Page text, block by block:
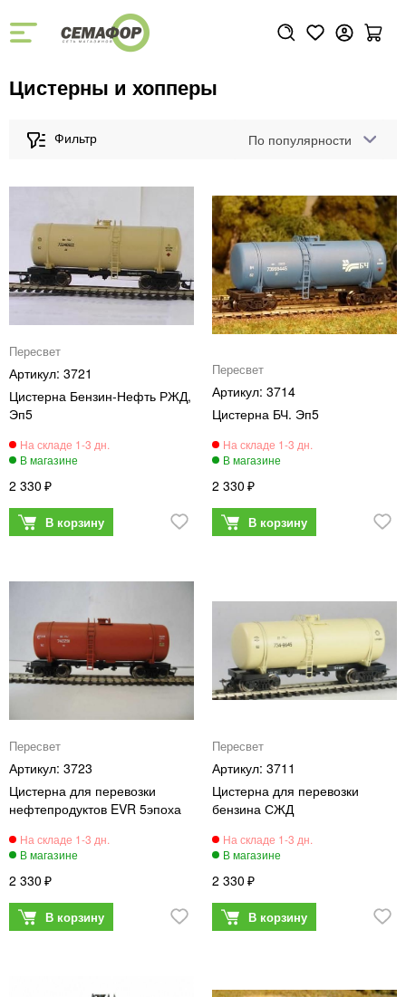
Цистерны и хопперы
По популярности
Пересвет
3721
Цистерна Бензин-Нефть РЖД,
Эп5
2 330
Пересвет
3714
Цистерна БЧ. Эп5
2 330
Пересвет
3723
Цистерна для перевозки
нефтепродуктов EVR 5эпоха
2 330
Пересвет
3711
Цистерна для перевозки
бензина СЖД
2 330